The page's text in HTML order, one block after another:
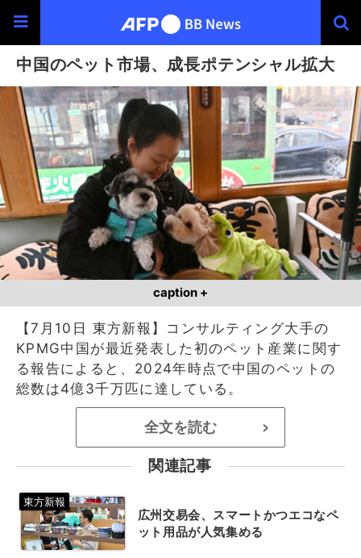
中国のペット市場、成長ポテンシャル拡大
caption +
【7月10日 東方新報】コンサルティング大手の
KPMG中国が最近発表した初のペット産業に関す
る報告によると、2024年時点で中国のペットの
総数は4億3千万匹に達している。
全文を読む >
関連記事
広州交易会、スマートかつエコなペ
ット用品が人気集める